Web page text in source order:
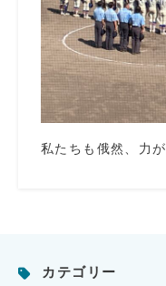
私たちも俄然、力
カテゴリー